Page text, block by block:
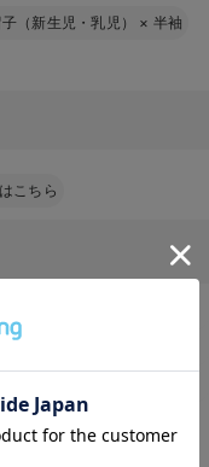
（新生児・乳児） × 半袖
こちら
する